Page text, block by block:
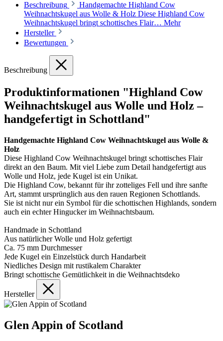
Beschreibung
Handgemachte Highland Cow
Weihnachtskugel aus Wolle & Holz Diese Highland Cow
Weihnachtskugel bringt schottisches Flair… Mehr
Hersteller
Bewertungen
Beschreibung
Produktinformationen "Highland Cow
Weihnachtskugel aus Wolle und Holz –
handgefertigt in Schottland"
Handgemachte Highland Cow Weihnachtskugel aus Wolle &
Holz
Diese Highland Cow Weihnachtskugel bringt schottisches Flair
direkt an den Baum. Mit viel Liebe zum Detail handgefertigt aus
Wolle und Holz, jede Kugel ist ein Unikat.
Die Highland Cow, bekannt für ihr zotteliges Fell und ihre sanfte
Art, stammt ursprünglich aus den rauen Regionen Schottlands.
Sie ist nicht nur ein Symbol für die schottischen Highlands, sondern
auch ein echter Hingucker im Weihnachtsbaum.
Handmade in Schottland
Aus natürlicher Wolle und Holz gefertigt
Ca. 75 mm Durchmesser
Jede Kugel ein Einzelstück durch Handarbeit
Niedliches Design mit rustikalem Charakter
Bringt schottische Gemütlichkeit in die Weihnachtsdeko
Hersteller
Glen Appin of Scotland